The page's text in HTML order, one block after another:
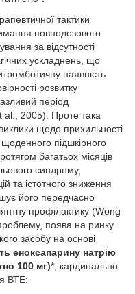
тактики
повнодозового
за відсутності
ускладнень, що
наявність
розвитку
період
al., 2005). Проте така
щодо прихильності
щоденного підшкірного
багатьох місяців
синдрому,
та істотного зниження
його передчасно
профілактику (Wong
поява на ринку
засобу на основі
еноксапарину натрію
100 мг)*, кардинально
ВТЕ: